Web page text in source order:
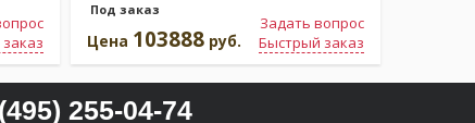
Под заказ
Задать вопрос
Быстрый заказ
Цена 103888 руб.
255-04-74